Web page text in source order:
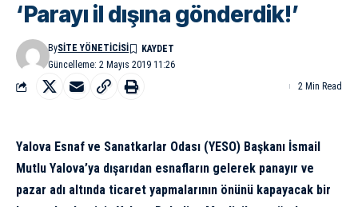
‘Parayı il dışına gönderdik!’
Güncelleme: 2 Mayıs 2019 11:26
BySITE YÖNETICISI
2 Min Read
Yalova Esnaf ve Sanatkarlar Odası (YESO) Başkanı İsmail
Mutlu Yalova’ya dışarıdan esnafların gelerek panayır ve
pazar adı altında ticaret yapmalarının önünü kapayacak bir